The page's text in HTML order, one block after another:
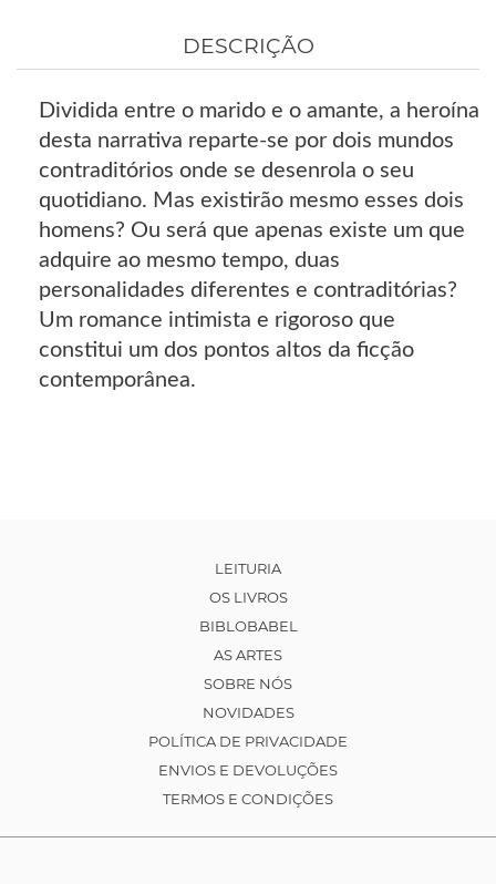
DESCRIÇÃO
Dividida entre o marido e o amante, a heroína
desta narrativa reparte-se por dois mundos
contraditórios onde se desenrola o seu
quotidiano. Mas existirão mesmo esses dois
homens? Ou será que apenas existe um que
adquire ao mesmo tempo, duas
personalidades diferentes e contraditórias?
Um romance intimista e rigoroso que
constitui um dos pontos altos da ficção
contemporânea.
LEITURIA
OS LIVROS
BIBLOBABEL
AS ARTES
SOBRE NÓS
NOVIDADES
POLÍTICA DE PRIVACIDADE
ENVIOS E DEVOLUÇÕES
TERMOS E CONDIÇÕES